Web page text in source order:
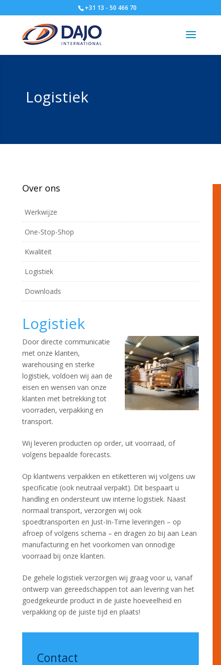
+31 13 - 50 466 70
Logistiek
Over ons
Werkwijze
One-Stop-Shop
Kwaliteit
Logistiek
Downloads
Logistiek
Door directe communicatie
met onze klanten,
warehousing en sterke
logistiek, voldoen wij aan de
eisen en wensen van onze
klanten met betrekking tot
voorraden, verpakking en
transport.
Wij leveren producten op order, uit voorraad, of
volgens bepaalde forecasts.
Op klantwens verpakken en etiketteren wij volgens uw
specificatie (ook neutraal verpakt). Dit bespaart u
handling en ondersteunt uw interne logistiek. Naast
normaal transport, verzorgen wij ook
spoedtransporten en Just-In-Time leveringen – op
afroep of volgens schema – en dragen zo bij aan Lean
manufacturing en het voorkomen van onnodige
voorraad bij onze klanten.
De gehele logistiek verzorgen wij graag voor u, vanaf
ontwerp van gereedschappen tot aan levering van het
goedgekeurde product in de juiste hoeveelheid en
verpakking op de juiste tijd en plaats!
Contact